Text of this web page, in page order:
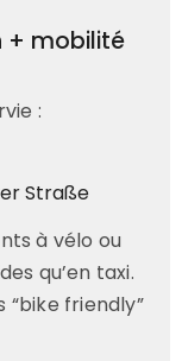
+ mobilité
:
Straße
à vélo ou
qu’en taxi.
“bike friendly”